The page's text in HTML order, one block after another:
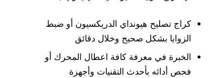
كراج تصليح هيونداي الدريكسيون أو ضبط
الزوايا بشكل صحيح وخلال دقائق
الخبرة في معرفة كافة اعطال المحرك أو
فحص أدائه بأحدث التقنيات وأجهزة